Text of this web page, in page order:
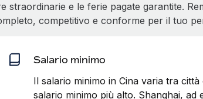
straordinarie e le ferie pagate garantite.
competitivo e conforme per il tuo
Salario minimo
Il salario minimo in Cina varia tra
salario minimo più alto. Shanghai, ad